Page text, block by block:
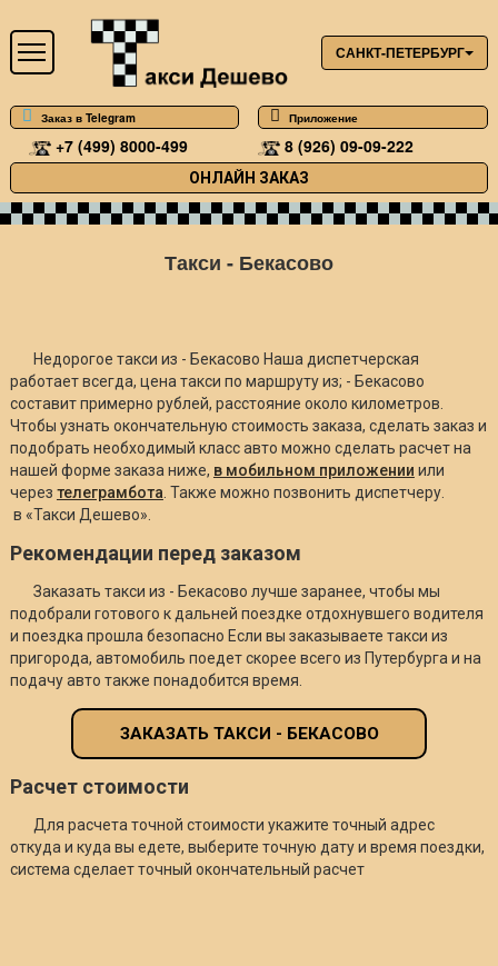
САНКТ-ПЕТЕРБУРГ
Заказ в Telegram Приложение
+7 (499) 8000-499 8 (926) 09-09-222
ОНЛАЙН ЗАКАЗ
Такси - Бекасово
Недорогое такси из - Бекасово Наша диспетчерская
работает всегда, цена такси по маршруту из; - Бекасово
составит примерно рублей, расстояние около километров.
Чтобы узнать окончательную стоимость заказа, сделать заказ и
подобрать необходимый класс авто можно сделать расчет на
нашей форме заказа ниже, в мобильном приложении или
через телеграмбота. Также можно позвонить диспетчеру.
в «Такси Дешево».
Рекомендации перед заказом
Заказать такси из - Бекасово лучше заранее, чтобы мы
подобрали готового к дальней поездке отдохнувшего водителя
и поездка прошла безопасно Если вы заказываете такси из
пригорода, автомобиль поедет скорее всего из Путербурга и на
подачу авто также понадобится время.
ЗАКАЗАТЬ ТАКСИ - БЕКАСОВО
Расчет стоимости
Для расчета точной стоимости укажите точный адрес
откуда и куда вы едете, выберите точную дату и время поездки,
система сделает точный окончательный расчет